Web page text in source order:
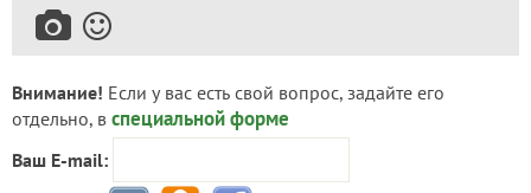
Внимание! Если у вас есть свой вопрос, задайте его
отдельно, в специальной форме
Ваш E-mail: